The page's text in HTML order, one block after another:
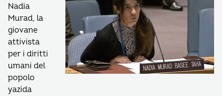
Nadia
Murad, la
giovane
attivista
per i diritti
umani del
popolo
yazida